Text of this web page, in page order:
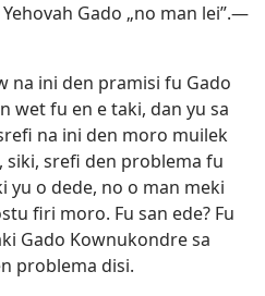
Gado „no man lei”.—
na ini den pramisi fu Gado
wet fu en e taki, dan yu sa
na ini den moro muilek
srefi den problema fu
yu o dede, no o man meki
firi moro. Fu san ede? Fu
Gado Kownukondre sa
problema disi.